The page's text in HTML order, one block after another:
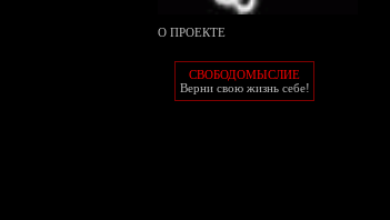
О ПРОЕКТЕ
СВОБОДОМЫСЛИЕ
Верни свою жизнь себе!